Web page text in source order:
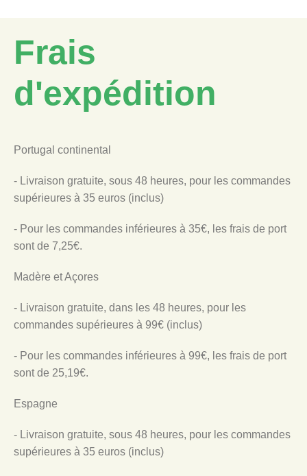
Frais
d'expédition
Portugal continental
- Livraison gratuite, sous 48 heures, pour les commandes
supérieures à 35 euros (inclus)
- Pour les commandes inférieures à 35€, les frais de port
sont de 7,25€.
Madère et Açores
- Livraison gratuite, dans les 48 heures, pour les
commandes supérieures à 99€ (inclus)
- Pour les commandes inférieures à 99€, les frais de port
sont de 25,19€.
Espagne
- Livraison gratuite, sous 48 heures, pour les commandes
supérieures à 35 euros (inclus)